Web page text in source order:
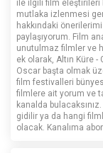
ile ilgili film eleştirileri
mutlaka izlenmesi
hakkındaki
paylaşıyorum. Film
unutulmaz filmler ve
ek olarak, Altın Küre -
Oscar başta olmak
film festivalleri
filmlere ait yorum ve
kanalda
gidilir ya da hangi
olacak. Kanalıma